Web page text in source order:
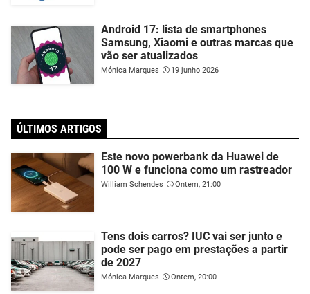
Android 17: lista de smartphones
Samsung, Xiaomi e outras marcas que
vão ser atualizados
Mónica Marques 19 junho 2026
ÚLTIMOS ARTIGOS
Este novo powerbank da Huawei de
100 W e funciona como um rastreador
William Schendes Ontem, 21:00
Tens dois carros? IUC vai ser junto e
pode ser pago em prestações a partir
de 2027
Mónica Marques Ontem, 20:00